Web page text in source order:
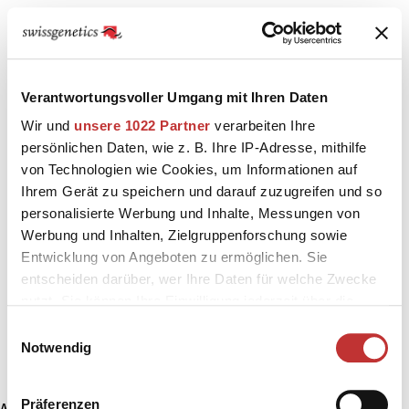
Verantwortungsvoller Umgang mit Ihren Daten
Wir und unsere 1022 Partner verarbeiten Ihre
persönlichen Daten, wie z. B. Ihre IP-Adresse, mithilfe
von Technologien wie Cookies, um Informationen auf
Ihrem Gerät zu speichern und darauf zuzugreifen und so
personalisierte Werbung und Inhalte, Messungen von
Werbung und Inhalten, Zielgruppenforschung sowie
Entwicklung von Angeboten zu ermöglichen. Sie
entscheiden darüber, wer Ihre Daten für welche Zwecke
Trigger Symbol ändern oder widerrufen
Notwendig
Präferenzen